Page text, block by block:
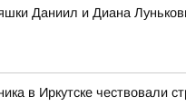
Даниил и Диана
в Иркутске чествовали